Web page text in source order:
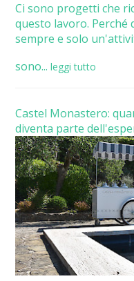
Ci sono progetti che
questo lavoro.
sempre e solo
sono... leggi tutto
Castel Monastero:
diventa parte